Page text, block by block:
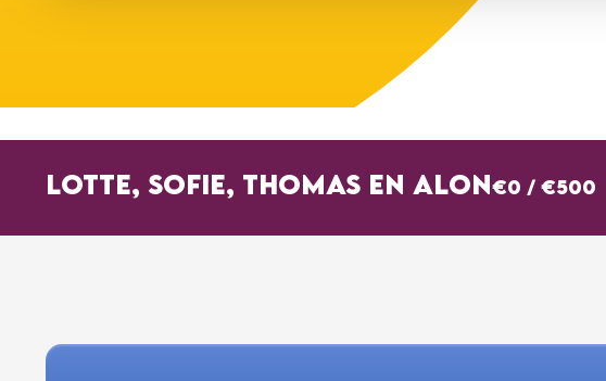
LOTTE, SOFIE, THOMAS EN ALON€0 / €500